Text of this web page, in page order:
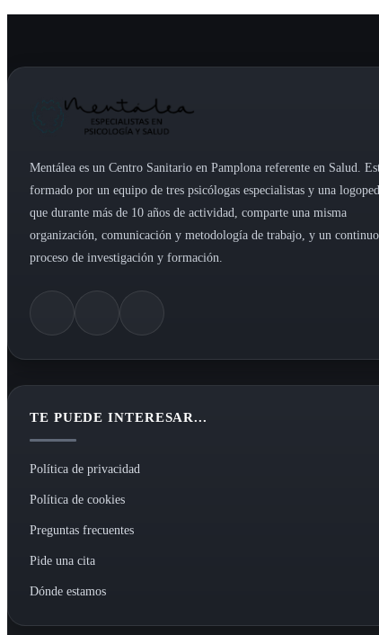
Mentálea es un Centro Sanitario en Pamplona referente en Salud.
formado por un equipo de tres psicólogas especialistas y una
que durante más de 10 años de actividad, comparte una misma
organización, comunicación y metodología de trabajo, y un continuo
proceso de investigación y formación.
TE PUEDE INTERESAR...
Política de privacidad
Política de cookies
Preguntas frecuentes
Pide una cita
Dónde estamos